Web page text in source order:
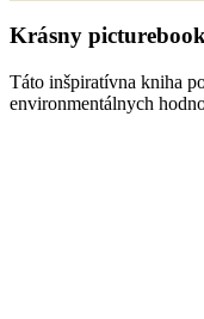
Krásny
Táto inšpiratívna kniha
environmentálnych